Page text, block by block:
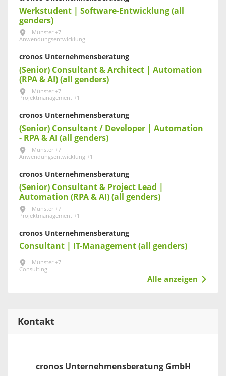
Werkstudent | Software-Entwicklung (all
genders)
Münster +7
Anwendungsentwicklung
cronos Unternehmensberatung
(Senior) Consultant & Architect | Automation
(RPA & AI) (all genders)
Münster +7
Projektmanagement +1
cronos Unternehmensberatung
(Senior) Consultant / Developer | Automation
- RPA & AI (all genders)
Münster +7
Anwendungsentwicklung +1
cronos Unternehmensberatung
(Senior) Consultant & Project Lead |
Automation (RPA & AI) (all genders)
Münster +7
Projektmanagement +1
cronos Unternehmensberatung
Consultant | IT-Management (all genders)
Münster +7
Consulting
Alle anzeigen
Kontakt
cronos Unternehmensberatung GmbH